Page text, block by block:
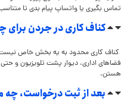
تماس بگیری یا واتساپ پیام بدی تا
کناف کاری در جردن
کناف کاری محدود به یه بخش خاص نیست.
فضاهای اداری، دیوار پشت تلویزیون و
هستن.
بعد از ثبت درخواست،